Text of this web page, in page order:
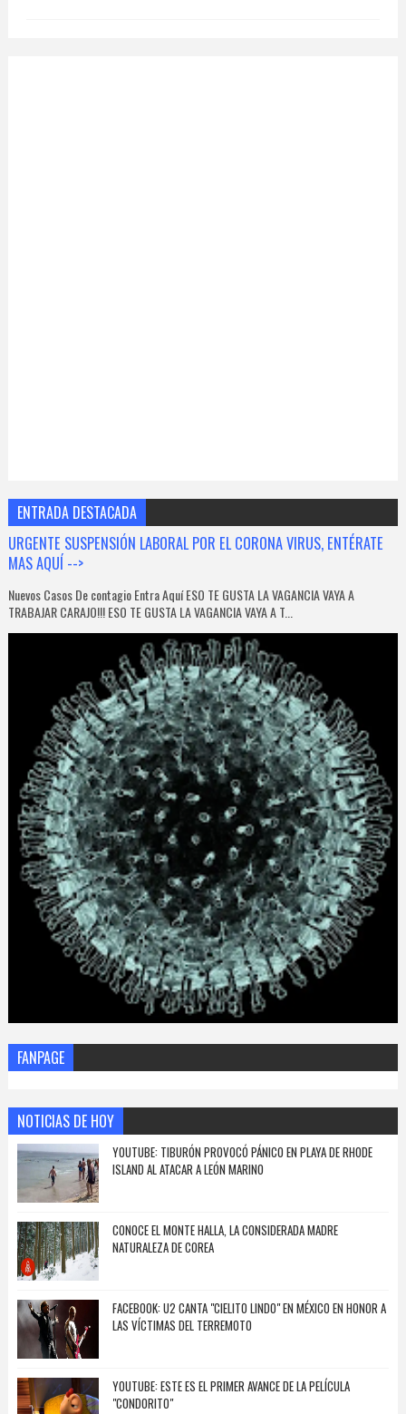
ENTRADA DESTACADA
URGENTE SUSPENSIÓN LABORAL POR EL CORONA VIRUS, ENTÉRATE
MAS AQUÍ -->
Nuevos Casos De contagio Entra Aquí ESO TE GUSTA LA VAGANCIA VAYA A
TRABAJAR CARAJO!!! ESO TE GUSTA LA VAGANCIA VAYA A T...
FANPAGE
NOTICIAS DE HOY
YOUTUBE: TIBURÓN PROVOCÓ PÁNICO EN PLAYA DE RHODE
ISLAND AL ATACAR A LEÓN MARINO
CONOCE EL MONTE HALLA, LA CONSIDERADA MADRE
NATURALEZA DE COREA
FACEBOOK: U2 CANTA "CIELITO LINDO" EN MÉXICO EN HONOR A
LAS VÍCTIMAS DEL TERREMOTO
YOUTUBE: ESTE ES EL PRIMER AVANCE DE LA PELÍCULA
"CONDORITO"